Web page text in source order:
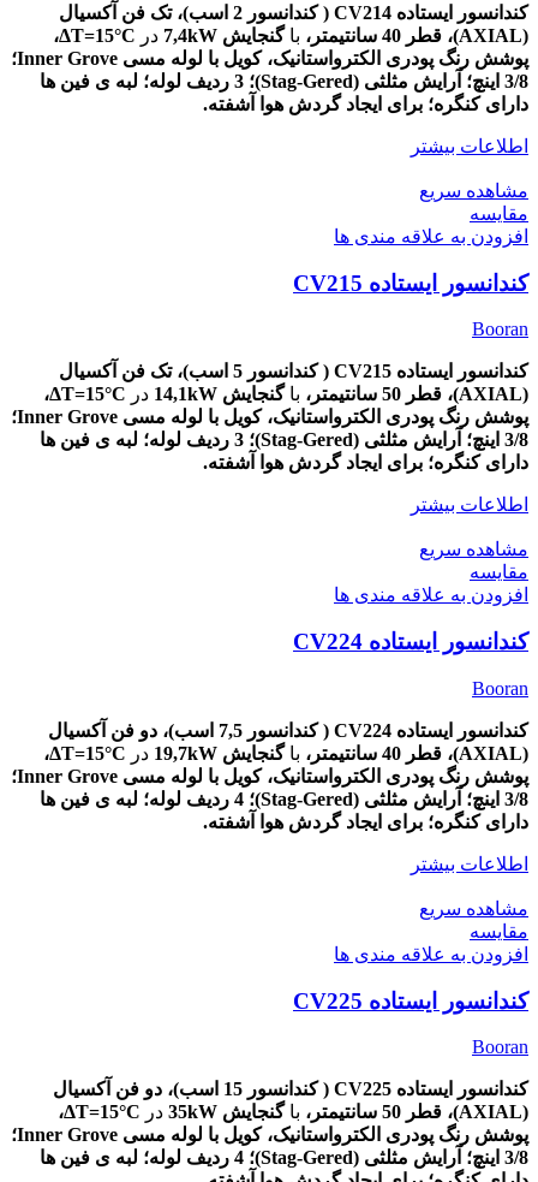
کندانسور ایستاده CV214 ( کندانسور 2 اسب)، تک
فن آکسیال
(AXIAL)،
قطر 40 سانتیمتر، باگنجایش 7,4kW در ΔT=15°C،
پوشش
رنگ پودری الکترواستانیک، کویل با لوله مسی Inner Grove؛
3/8 اینچ؛ آرایش مثلثی (Stag-Gered)؛ 3 ردیف لوله؛ لبه ی فین ها
دارای کنگره؛ برای ایجاد گردش هوا آشفته.
اطلاعات بیشتر
مشاهده سریع
مقایسه
افزودن به علاقه مندی ها
کندانسور ایستاده CV215
Booran
کندانسور ایستاده CV215 ( کندانسور 5 اسب)، تک
فن آکسیال
(AXIAL)،
قطر 50 سانتیمتر، باگنجایش 14,1kW در ΔT=15°C،
پوشش
رنگ پودری الکترواستانیک، کویل با لوله مسی Inner Grove؛
3/8 اینچ؛ آرایش مثلثی (Stag-Gered)؛ 3 ردیف لوله؛ لبه ی فین ها
دارای کنگره؛ برای ایجاد گردش هوا آشفته.
اطلاعات بیشتر
مشاهده سریع
مقایسه
افزودن به علاقه مندی ها
کندانسور ایستاده CV224
Booran
کندانسور ایستاده CV224 ( کندانسور 7,5 اسب)، دو
فن آکسیال
(AXIAL)،
قطر 40 سانتیمتر، باگنجایش 19,7kW در ΔT=15°C،
پوشش
رنگ پودری الکترواستانیک، کویل با لوله مسی Inner Grove؛
3/8 اینچ؛ آرایش مثلثی (Stag-Gered)؛ 4 ردیف لوله؛ لبه ی فین ها
دارای کنگره؛ برای ایجاد گردش هوا آشفته.
اطلاعات بیشتر
مشاهده سریع
مقایسه
افزودن به علاقه مندی ها
کندانسور ایستاده CV225
Booran
کندانسور ایستاده CV225 ( کندانسور 15 اسب)، دو
فن آکسیال
(AXIAL)،
قطر 50 سانتیمتر، باگنجایش 35kW در ΔT=15°C،
پوشش
رنگ پودری الکترواستانیک، کویل با لوله مسی Inner Grove؛
3/8 اینچ؛ آرایش مثلثی (Stag-Gered)؛ 4 ردیف لوله؛ لبه ی فین ها